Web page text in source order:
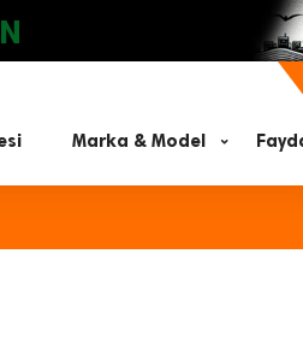
Marka & Model